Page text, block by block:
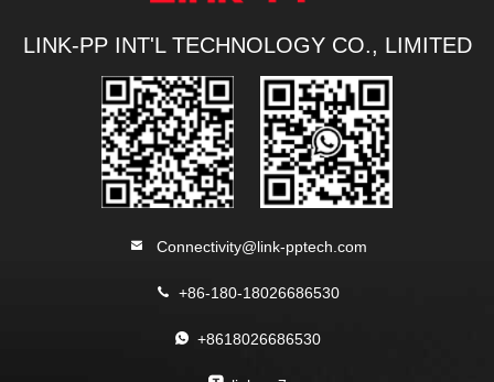
LINK-PP INT'L TECHNOLOGY CO., LIMITED
Connectivity@link-pptech.com
+86-180-18026686530
+8618026686530